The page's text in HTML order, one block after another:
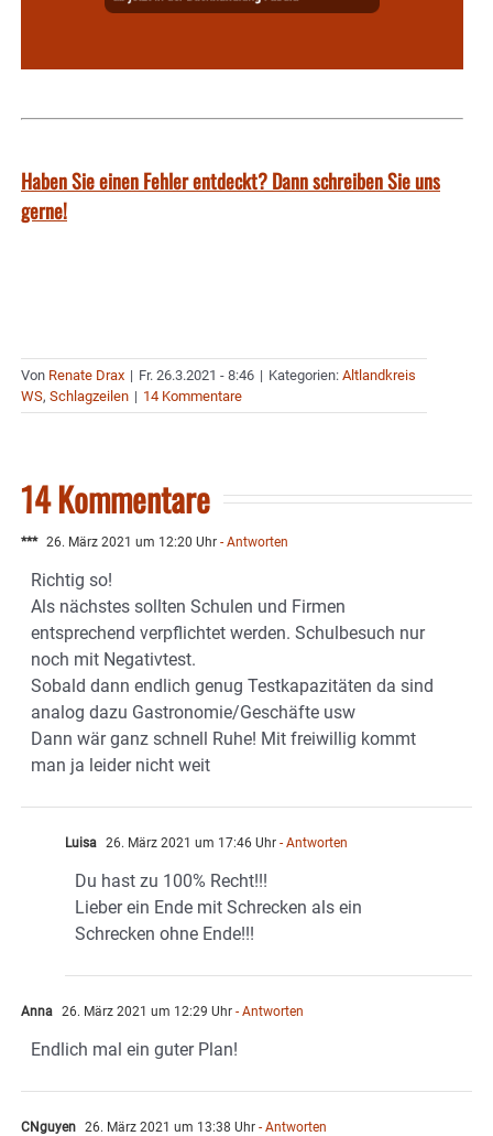
Haben Sie einen Fehler entdeckt? Dann schreiben Sie uns
gerne!
Von Renate Drax | Fr. 26.3.2021 - 8:46 | Kategorien: Altlandkreis
WS, Schlagzeilen | 14 Kommentare
14 Kommentare
*** 26. März 2021 um 12:20 Uhr - Antworten
Richtig so!
Als nächstes sollten Schulen und Firmen
entsprechend verpflichtet werden. Schulbesuch nur
noch mit Negativtest.
Sobald dann endlich genug Testkapazitäten da sind
analog dazu Gastronomie/Geschäfte usw
Dann wär ganz schnell Ruhe! Mit freiwillig kommt
man ja leider nicht weit
Luisa 26. März 2021 um 17:46 Uhr - Antworten
Du hast zu 100% Recht!!!
Lieber ein Ende mit Schrecken als ein
Schrecken ohne Ende!!!
Anna 26. März 2021 um 12:29 Uhr - Antworten
Endlich mal ein guter Plan!
CNguyen 26. März 2021 um 13:38 Uhr - Antworten